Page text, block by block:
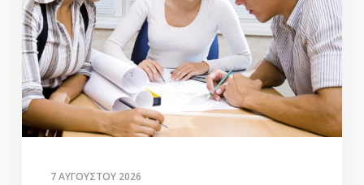
7 ΑΥΓΟΎΣΤΟΥ 2026